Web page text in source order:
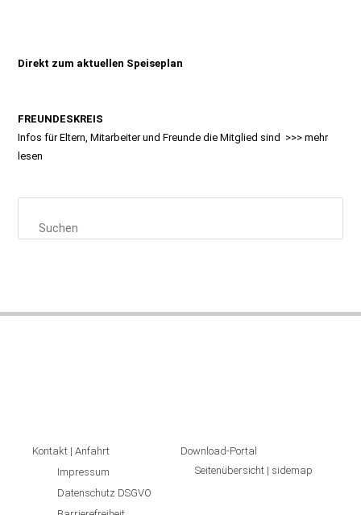
Direkt zum aktuellen Speiseplan
FREUNDESKREIS
Infos für Eltern, Mitarbeiter und Freunde die Mitglied sind >>>mehr
lesen
Kontakt | Anfahrt
Impressum
Datenschutz DSGVO
Download-Portal
Seitenübersicht | sidemap